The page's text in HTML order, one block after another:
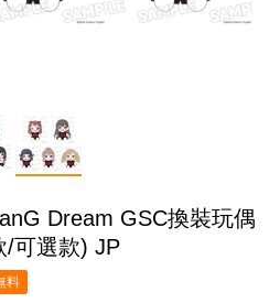
Dream GSC換裝玩偶
/可選款) JP
料